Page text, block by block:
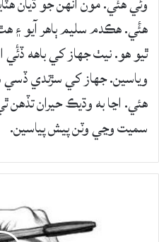
ھئٔي. ھڪدم سليم ٻاھر آيو ۽ ھٿ
ٿيو ھو. نيٺ جھاز کي باهه
وياسين. جھاز کي سڙندي
هئي. اڃا به وڌيڪ حيران
سميت وڃي وٽن پيش پياسين.